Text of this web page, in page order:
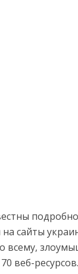
сайты
всему,
веб-